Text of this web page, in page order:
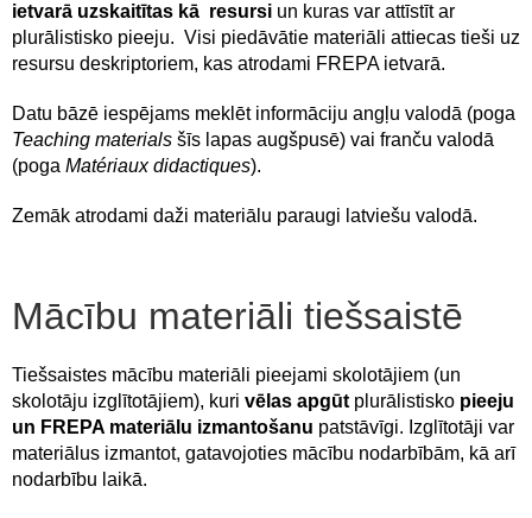
ietvarā uzskaitītas kā resursi un kuras var attīstīt ar
plurālistisko pieeju. Visi piedāvātie materiāli attiecas tieši uz
resursu deskriptoriem, kas atrodami FREPA ietvarā.
Datu bāzē iespējams meklēt informāciju angļu valodā (poga
Teaching materials šīs lapas augšpusē) vai franču valodā
(poga Matériaux didactiques).
Zemāk atrodami daži materiālu paraugi latviešu valodā.
Mācību materiāli tiešsaistē
Tiešsaistes mācību materiāli pieejami skolotājiem (un
skolotāju izglītotājiem), kuri vēlas apgūt plurālistisko pieeju
un FREPA materiālu izmantošanu patstāvīgi. Izglītotāji var
materiālus izmantot, gatavojoties mācību nodarbībām, kā arī
nodarbību laikā.